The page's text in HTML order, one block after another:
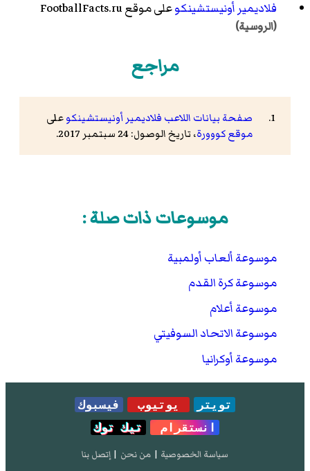
فلاديمير أونيستشينكوعلى موقع FootballFacts.ru
(الروسية)
مراجع
صفحة بيانات اللاعب فلاديمير أونيستشينكوعلى
موقع كووورة، تاريخ الوصول: 24 سبتمبر 2017.
موسوعات ذات صلة :
موسوعة ألعاب أولمبية
موسوعة كرة القدم
موسوعة أعلام
موسوعة الاتحاد السوفيتي
موسوعة أوكرانيا
تويتر يوتيوب
فيسبوك
انستقرام
تيك توك
سياسة الخصوصية | من نحن | إتصل بنا